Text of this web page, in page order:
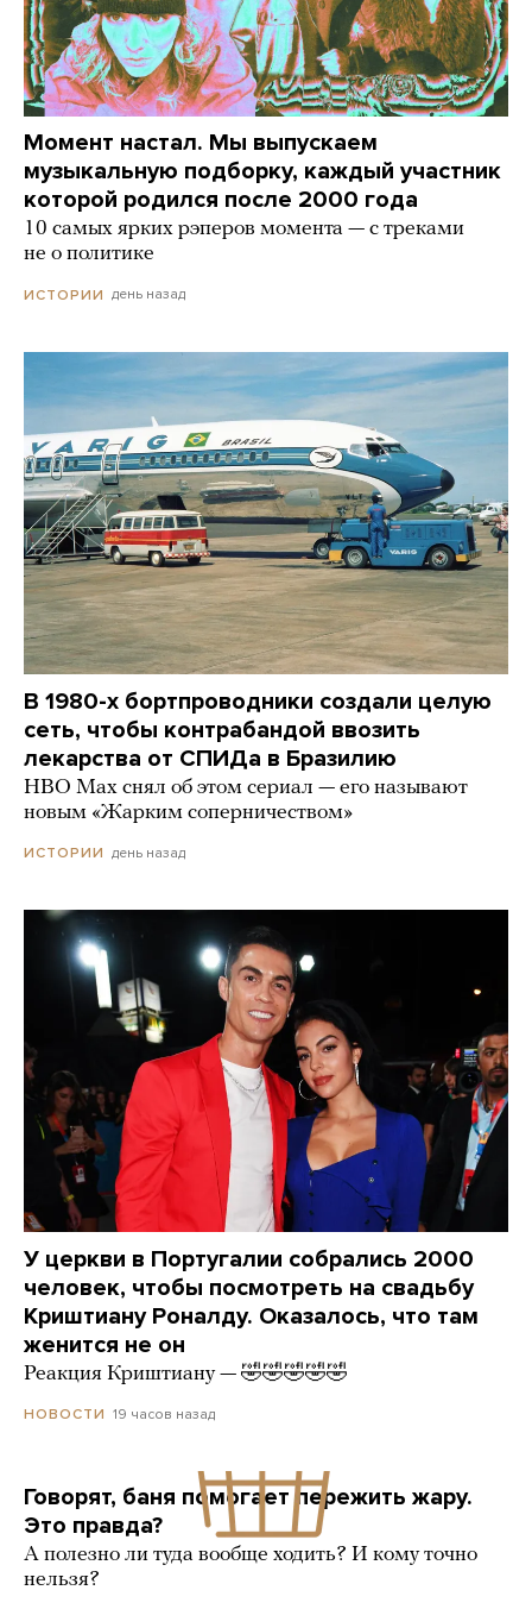
Момент настал. Мы выпускаем
музыкальную подборку, каждый участник
которой родился после 2000 года
10 самых ярких рэперов момента — с треками
не о политике
ИСТОРИИ день назад
В 1980-х бортпроводники создали целую
сеть, чтобы контрабандой ввозить
лекарства от СПИДа в Бразилию
HBO Max снял об этом сериал — его называют
новым «Жарким соперничеством»
ИСТОРИИ день назад
У церкви в Португалии собрались 2000
человек, чтобы посмотреть на свадьбу
Криштиану Роналду. Оказалось, что там
женится не он
Реакция Криштиану — 🤣🤣🤣🤣🤣
НОВОСТИ 19 часов назад
Говорят, баня помогает пережить жару.
Это правда?
А полезно ли туда вообще ходить? И кому точно
нельзя?